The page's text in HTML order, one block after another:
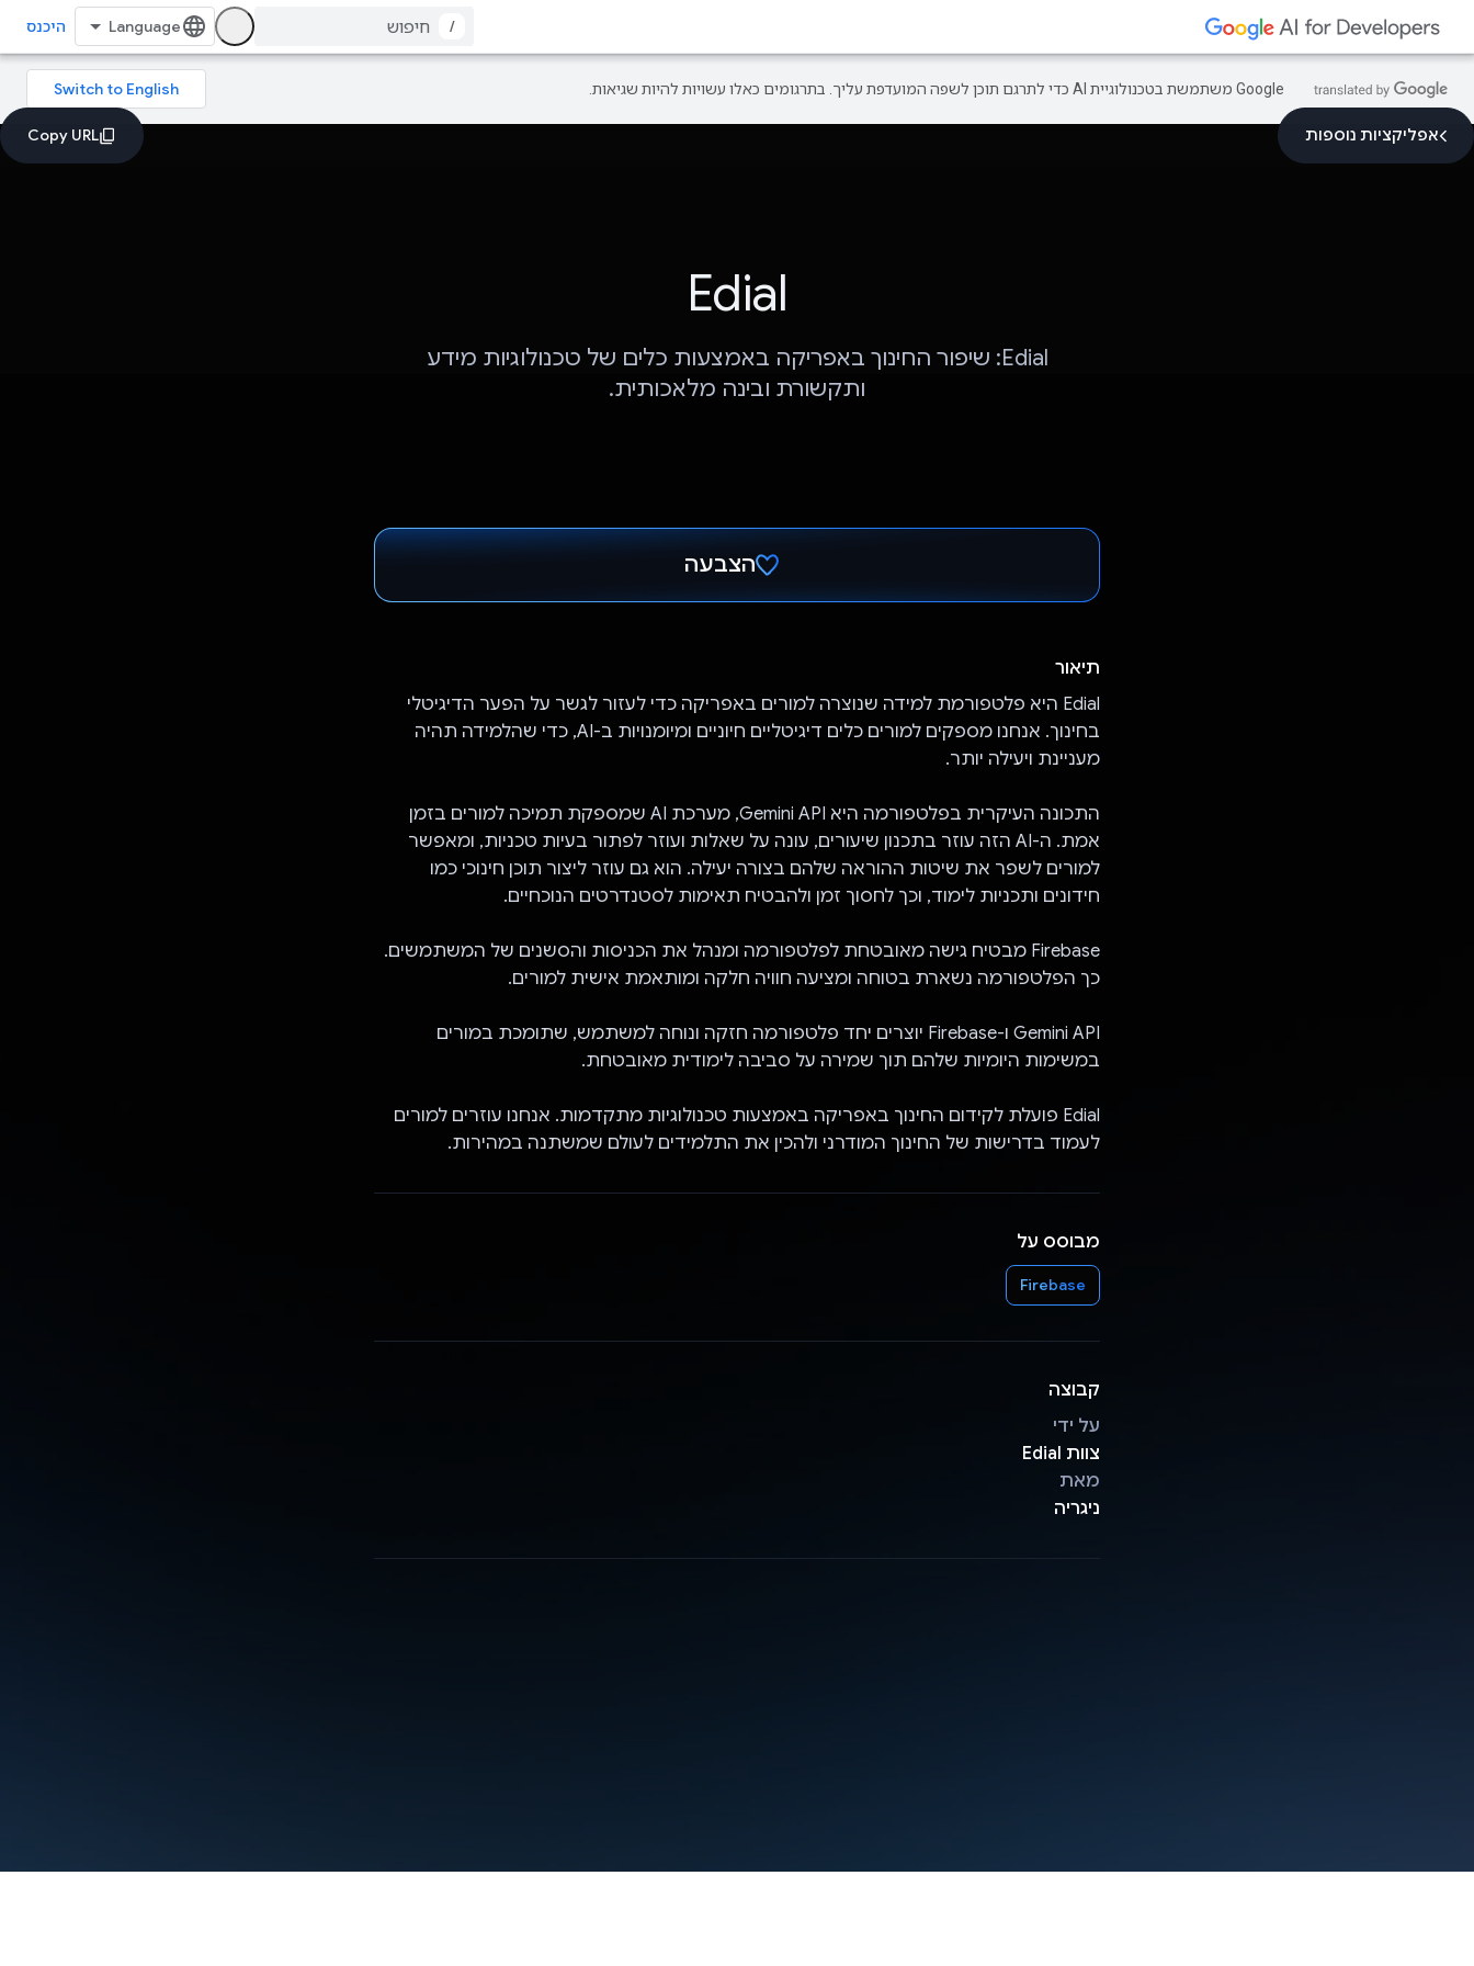
/ היכנס
‫Google משתמשת בטכנולוגיית AI כדי לתרגם תוכן לשפה המועדפת עליך. בתרגומים כאלו עשויות להיות שגיאות.
אפליקציות נוספות
Edial
Edial: שיפור החינוך באפריקה באמצעות כלים של טכנולוגיות מידע
ותקשורת ובינה מלאכותית.
הצבעה
תיאור
Edial היא פלטפורמת למידה שנוצרה למורים באפריקה כדי לעזור לגשר על הפער הדיגיטלי
בחינוך. אנחנו מספקים למורים כלים דיגיטליים חיוניים ומיומנויות ב-AI, כדי שהלמידה תהיה
מעניינת ויעילה יותר.
התכונה העיקרית בפלטפורמה היא Gemini API, מערכת AI שמספקת תמיכה למורים בזמן
אמת. ה-AI הזה עוזר בתכנון שיעורים, עונה על שאלות ועוזר לפתור בעיות טכניות, ומאפשר
למורים לשפר את שיטות ההוראה שלהם בצורה יעילה. הוא גם עוזר ליצור תוכן חינוכי כמו
חידונים ותכניות לימוד, וכך לחסוך זמן ולהבטיח תאימות לסטנדרטים הנוכחיים.
Firebase מבטיח גישה מאובטחת לפלטפורמה ומנהל את הכניסות והסשנים של המשתמשים.
כך הפלטפורמה נשארת בטוחה ומציעה חוויה חלקה ומותאמת אישית למורים.
Gemini API ו-Firebase יוצרים יחד פלטפורמה חזקה ונוחה למשתמש, שתומכת במורים
במשימות היומיות שלהם תוך שמירה על סביבה לימודית מאובטחת.
Edial פועלת לקידום החינוך באפריקה באמצעות טכנולוגיות מתקדמות. אנחנו עוזרים למורים
לעמוד בדרישות של החינוך המודרני ולהכין את התלמידים לעולם שמשתנה במהירות.
מבוסס על
Firebase
קבוצה
על ידי
צוות Edial
מאת
ניגריה